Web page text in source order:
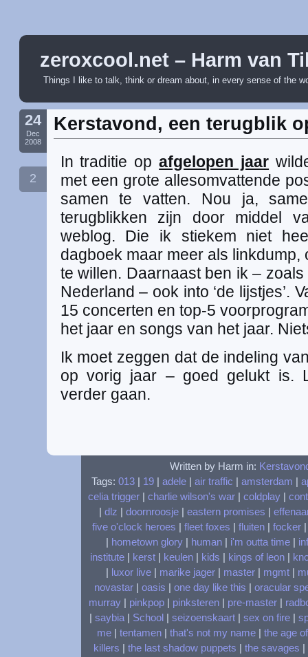
zeroxcool.net – Harm van
Things I like to talk, think or dream about, in every sense of the
24
Dec
2008
2
Kerstavond, een terugblik
In traditie opafgelopen jaar
met een grote allesomvattende
samen te vatten. Nou ja,
terugblikken zijn door middel
weblog. Die ik stiekem niet
dagboek maar meer als linkdump,
te willen. Daarnaast ben ik –
Nederland – ook into ‘de lijstjes’.
15 concerten en top-5
het jaar en songs van het jaar.
Ik moet zeggen dat de indeling
op vorig jaar – goed gelukt is.
verder gaan.
Written by Harm in:
Tags: 013| 19| adele| air traffic amsterdam
celia trigger| charlie wilson's war| coldplay|
dlz doornroosje| eastern promises
five o'clock heroes
fleet foxes fluiten| focker
hometown glory| human| i'm outta time|
institute| kerst| keulen| kids kings of leon|
luxor live| marike jager| master| mgmt|
novastar| oasis one day like this
oracular
murray| pinkpop| pinksteren| pre-master|
saybia| School seizoenskaart| sex on fire|
me| tentamen| that's not my name| the age
killers
the last shadow puppets the savages